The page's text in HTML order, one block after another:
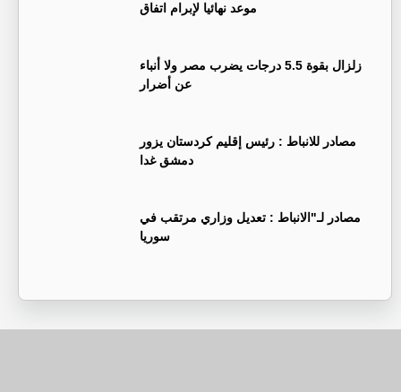
موعد نهائيا لإبرام اتفاق
زلزال بقوة 5.5 درجات يضرب مصر ولا أنباء
عن أضرار
‏مصادر للانباط : رئيس إقليم كردستان يزور
دمشق غدا
‏مصادر لـ"الانباط : تعديل وزاري مرتقب في
سوريا